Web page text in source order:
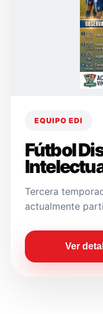
EQUIPO EDI
Fútbol
Tercera
actualmente
Ver